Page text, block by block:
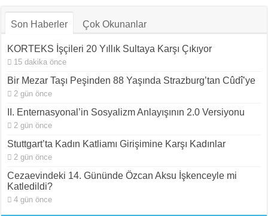
Son Haberler Çok Okunanlar
KORTEKS İşçileri 20 Yıllık Sultaya Karşı Çıkıyor
15 dakika önce
Bir Mezar Taşı Peşinden 88 Yaşında Strazburg’tan Cûdî’ye
2 gün önce
II. Enternasyonal’in Sosyalizm Anlayışının 2.0 Versiyonu
2 gün önce
Stuttgart’ta Kadın Katliamı Girişimine Karşı Kadınlar
2 gün önce
Cezaevindeki 14. Gününde Özcan Aksu İşkenceyle mi
Katledildi?
4 gün önce